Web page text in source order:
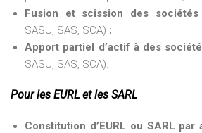
Fusion et scission des
SASU, SAS, SCA) ;
Apport partiel d’actif à des
SASU, SAS, SCA).
Pour les EURL et les SARL
Constitution d’EURL ou SARL